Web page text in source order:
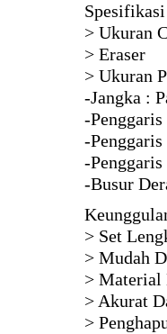
> Ukuran
> Eraser
> Ukuran
-Jangka :
-Penggaris
-
-
-Busur
> Set
> Mudah
> Material
> Akurat
>